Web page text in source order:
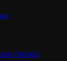
проксі